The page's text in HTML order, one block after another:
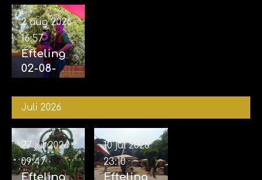
Efteling
02-08-
bouwfoto'
s
Ravenrin
g
2 aug 2026
16:57
Juli 2026
Efteling
27 jul 2026
09:47
Efteling
10 jul 2026
23:10